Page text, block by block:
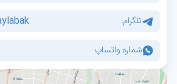
تلگرام
شماره واتساپ